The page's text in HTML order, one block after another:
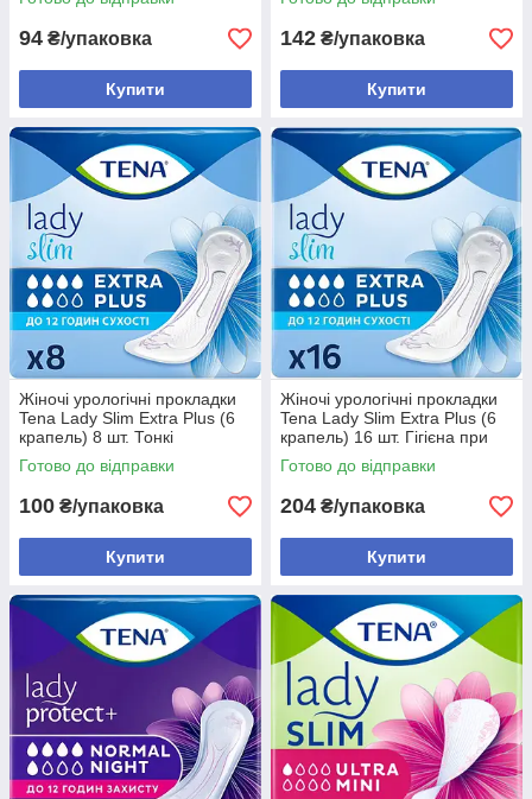
для жінок
94 ₴/упаковка
Купити
жінок
142 ₴/упаковка
Купити
Жіночі урологічні прокладки
Tena Lady Slim Extra Plus (6
крапель) 8 шт. Тонкі
прокладки при сильному
нетриманні
Готово до відправки
100 ₴/упаковка
Купити
Жіночі урологічні прокладки
Tena Lady Slim Extra Plus (6
крапель) 16 шт. Гігієна при
нетриманні сечі
Готово до відправки
204 ₴/упаковка
Купити